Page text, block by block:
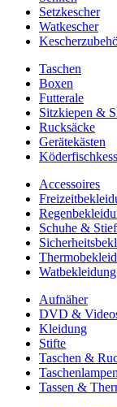
Setzkescher
Watkescher
Taschen
Boxen
Futterale
Sitzkiepen &
Rucksäcke
Gerätekästen
Accessoires
Schuhe &
Watbekleidung
Aufnäher
DVD &
Kleidung
Stifte
Taschen &
Taschenlampen
Tassen &